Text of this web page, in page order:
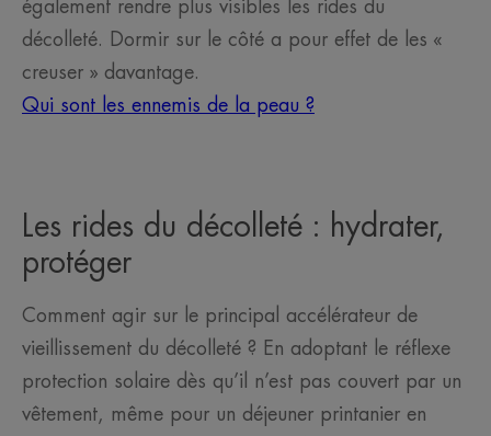
également rendre plus visibles les rides du
décolleté. Dormir sur le côté a pour effet de les «
creuser » davantage.
Qui sont les ennemis de la peau ?
Les rides du décolleté : hydrater,
protéger
Comment agir sur le principal accélérateur de
vieillissement du décolleté ? En adoptant le réflexe
protection solaire dès qu’il n’est pas couvert par un
vêtement, même pour un déjeuner printanier en